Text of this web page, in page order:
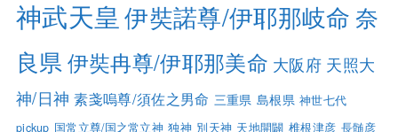
神武天皇 伊奘諾尊/伊耶那岐命 奈
良県 伊奘冉尊/伊耶那美命 大阪府 天照大
神/日神 素戔嗚尊/須佐之男命 三重県 島根県 神世七代
pickup 国常立尊/国之常立神 独神 別天神 天地開闢 椎根津彦 長髄彦